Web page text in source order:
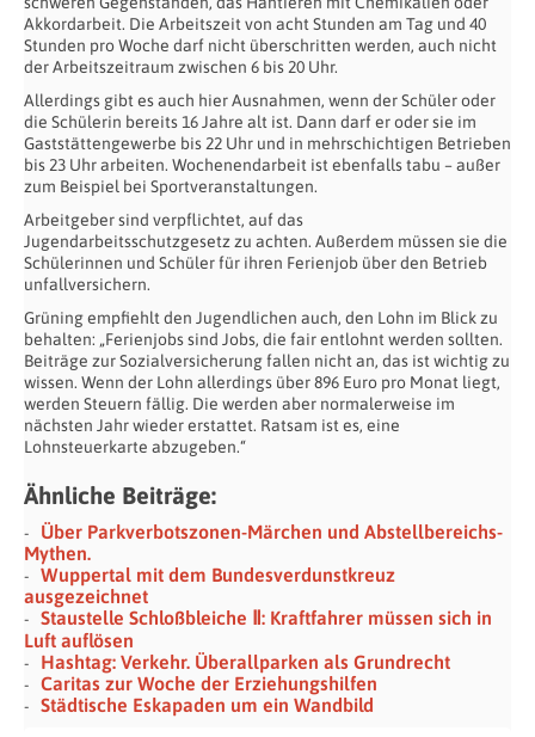
Akkordarbeit. Die Arbeitszeit von acht Stunden am Tag und 40
Stunden pro Woche darf nicht überschritten werden, auch nicht
der Arbeitszeitraum zwischen 6 bis 20 Uhr.
Allerdings gibt es auch hier Ausnahmen, wenn der Schüler oder
die Schülerin bereits 16 Jahre alt ist. Dann darf er oder sie im
Gaststättengewerbe bis 22 Uhr und in mehrschichtigen Betrieben
bis 23 Uhr arbeiten. Wochenendarbeit ist ebenfalls tabu – außer
zum Beispiel bei Sportveranstaltungen.
Arbeitgeber sind verpflichtet, auf das
Jugendarbeitsschutzgesetz zu achten. Außerdem müssen sie die
Schülerinnen und Schüler für ihren Ferienjob über den Betrieb
unfallversichern.
Grüning empfiehlt den Jugendlichen auch, den Lohn im Blick zu
behalten: „Ferienjobs sind Jobs, die fair entlohnt werden sollten.
Beiträge zur Sozialversicherung fallen nicht an, das ist wichtig zu
wissen. Wenn der Lohn allerdings über 896 Euro pro Monat liegt,
werden Steuern fällig. Die werden aber normalerweise im
nächsten Jahr wieder erstattet. Ratsam ist es, eine
Lohnsteuerkarte abzugeben.“
Ähnliche Beiträge:
Über Parkverbotszonen-Märchen und Abstellbereichs-
Mythen.
Wuppertal mit dem Bundesverdunstkreuz
ausgezeichnet
Staustelle Schloßbleiche Ⅱ: Kraftfahrer müssen sich in
Luft auflösen
Hashtag: Verkehr. Überallparken als Grundrecht
Caritas zur Woche der Erziehungshilfen
Städtische Eskapaden um ein Wandbild